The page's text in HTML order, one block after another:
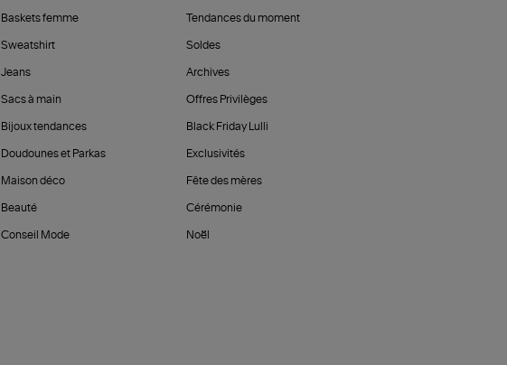
Baskets femme
Sweatshirt
Jeans
Sacs à main
Bijoux tendances
Doudounes et Parkas
Maison déco
Beauté
Conseil Mode
Tendances du moment
Soldes
Archives
Offres Privilèges
Black Friday Lulli
Exclusivités
Fête des mères
Cérémonie
Noël